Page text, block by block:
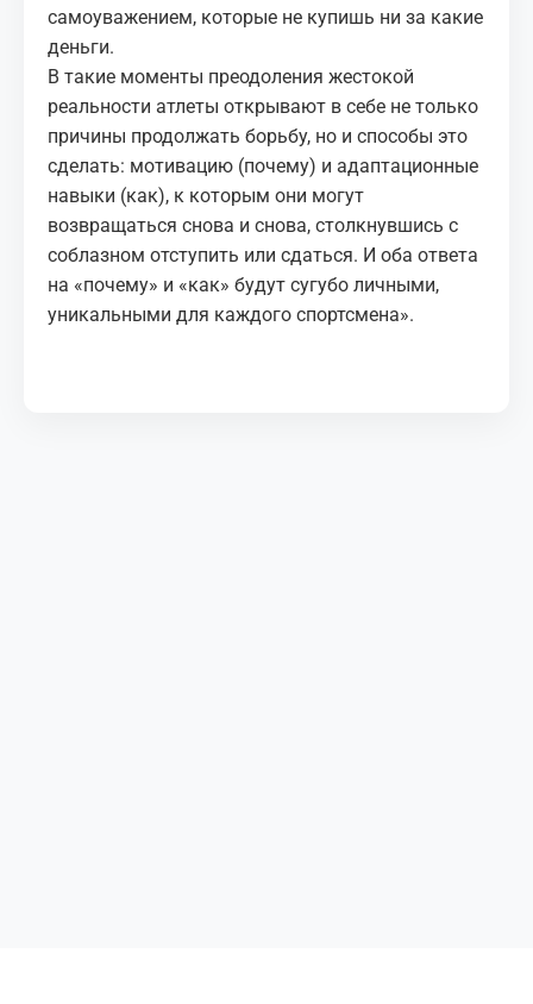
самоуважением, которые не купишь ни за какие
деньги.
В такие моменты преодоления жестокой
реальности атлеты открывают в себе не только
причины продолжать борьбу, но и способы это
сделать: мотивацию (почему) и адаптационные
навыки (как), к которым они могут
возвращаться снова и снова, столкнувшись с
соблазном отступить или сдаться. И оба ответа
на «почему» и «как» будут сугубо личными,
уникальными для каждого спортсмена».